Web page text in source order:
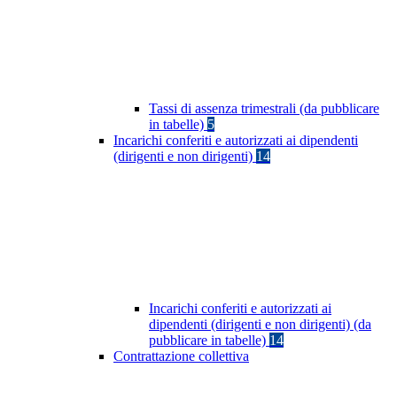
Tassi di assenza trimestrali (da pubblicare
in tabelle) 5
Incarichi conferiti e autorizzati ai dipendenti
(dirigenti e non dirigenti) 14
Incarichi conferiti e autorizzati ai
dipendenti (dirigenti e non dirigenti) (da
pubblicare in tabelle) 14
Contrattazione collettiva